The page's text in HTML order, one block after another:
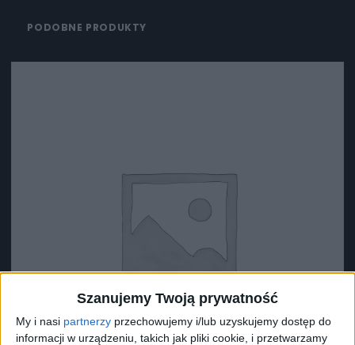
Szanujemy Twoją prywatność
My i nasi partnerzy przechowujemy i/lub uzyskujemy dostęp do
informacji w urządzeniu, takich jak pliki cookie, i przetwarzamy
PODOBNE PRODUKTY